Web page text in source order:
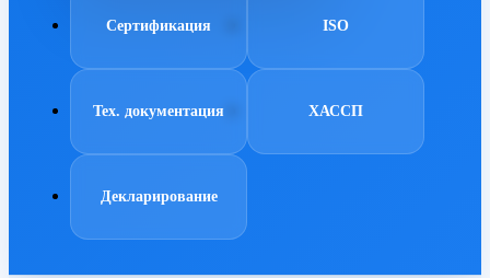
Сертификация ISO
Тех. документация ХАССП
Декларирование